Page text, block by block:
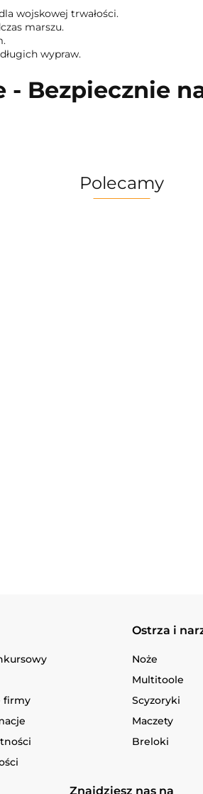
wojskowej trwałości.
marszu.
wypraw.
- Bezpiecznie
Polecamy
firmy
Ostrza i
Noże
Multitoole
Scyzoryki
Maczety
Breloki
Znajdziesz nas na